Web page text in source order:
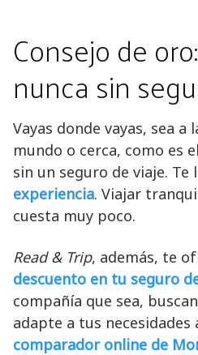
Consejo de
nunca sin
Vayas donde vayas, sea
mundo o cerca, como es
sin un seguro de viaje. Te
experiencia. Viajar
cuesta muy poco.
Read & Trip, además, te
descuento en tu seguro
compañía que sea,
adapte a tus necesidades
comparador online de